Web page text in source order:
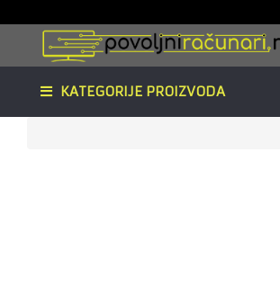
KATEGORIJE PROIZVODA